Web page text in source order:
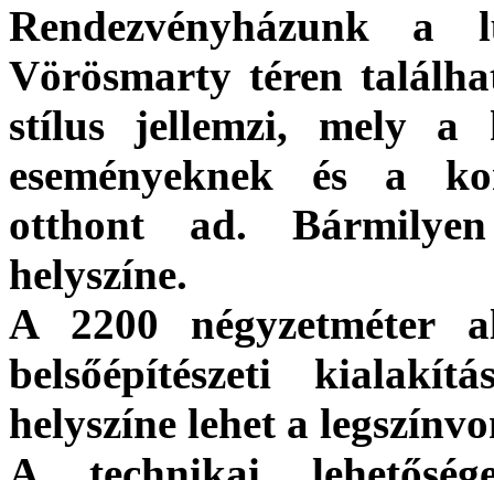
Rendezvényházunk
Vörösmarty téren
stílus jellemzi, mely a
eseményeknek és a
otthont ad.
helyszíne.
A 2200 négyzetméter
belsőépítészeti
helyszíne lehet a